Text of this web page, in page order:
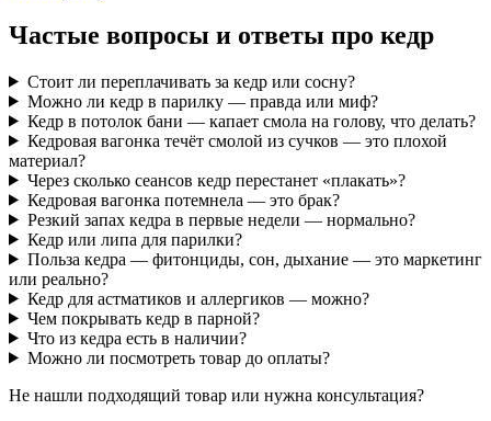
Частые вопросы и ответы про кедр
Стоит ли переплачивать за кедр или сосну?
Можно ли кедр в парилку — правда или миф?
Кедр в потолок бани — капает смола на голову, что делать?
Кедровая вагонка течёт смолой из сучков — это плохой
материал?
Через сколько сеансов кедр перестанет «плакать»?
Кедровая вагонка потемнела — это брак?
Резкий запах кедра в первые недели — нормально?
Кедр или липа для парилки?
Польза кедра — фитонциды, сон, дыхание — это маркетинг
или реально?
Кедр для астматиков и аллергиков — можно?
Чем покрывать кедр в парной?
Что из кедра есть в наличии?
Можно ли посмотреть товар до оплаты?
Не нашли подходящий товар или нужна консультация?